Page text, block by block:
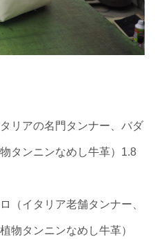
リアの名門タンナー、バダ
タンニンなめし牛革）1.8
（イタリア老舗タンナー、
物タンニンなめし牛革）